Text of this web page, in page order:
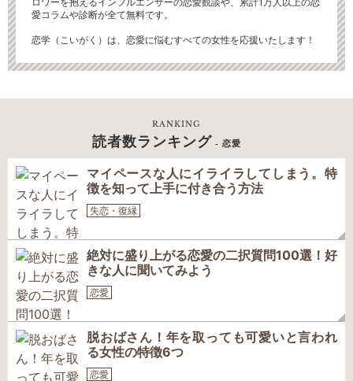
愛コラムや診断が全て無料です。
恋学（こいがく）は、恋愛に悩むすべての女性を応援いたします！
RANKING
読者数ランキング - 恋愛
マイペースな人にイライラしてしまう。特
徴を知って上手に付き合う方法
失恋・復縁
絶対に盛り上がる恋愛の二択質問100選！好
きな人に聞いてみよう
恋愛
脱おばさん！年を取っても可愛いと言われ
る女性の特徴6つ
恋愛